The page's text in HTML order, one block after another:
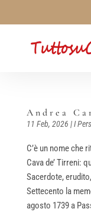
Andrea
11 Feb, 2026 |I
C’è un nome che
Cava de’ Tirreni:
Sacerdote,
Settecento la
agosto 1739 a